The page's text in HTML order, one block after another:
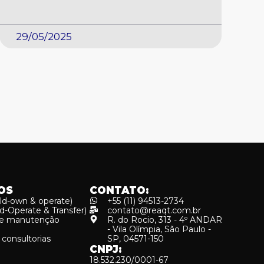
29/05/2025
own & operate)
Operate & Transfer)
manutenção
CONTATO:
+55 (11) 94513-2734
contato@reaqt.com.br
R. do Rocio, 313 - 4º ANDAR
- Vila Olímpia, São Paulo -
SP, 04571-150
CNPJ:
18.532.230/0001-67